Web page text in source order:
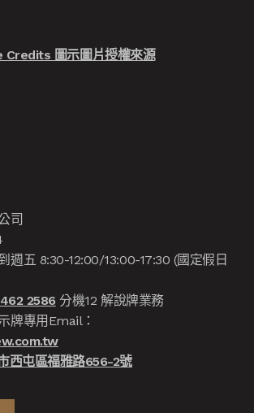
Credits 圖示圖片授權來源
司
週五 8:30-12:00/13:00-17:30 (國定假日
2586分機12 解說牌業務
牌專用Email：
西屯區福雅路656-2號